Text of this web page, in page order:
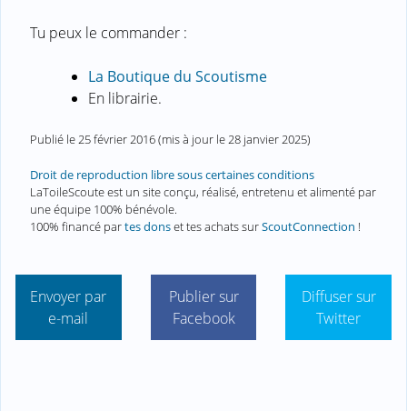
Tu peux le commander :
La Boutique du Scoutisme
En librairie.
Publié le25 février 2016(mis à jour le28 janvier 2025)
Droit de reproduction libre sous certaines conditions
LaToileScoute est un site conçu, réalisé, entretenu et alimenté par
une équipe 100% bénévole.
100% financé partes donset tes achats surScoutConnection !
Envoyer par
e-mail
Publier sur
Facebook
Diffuser sur
Twitter